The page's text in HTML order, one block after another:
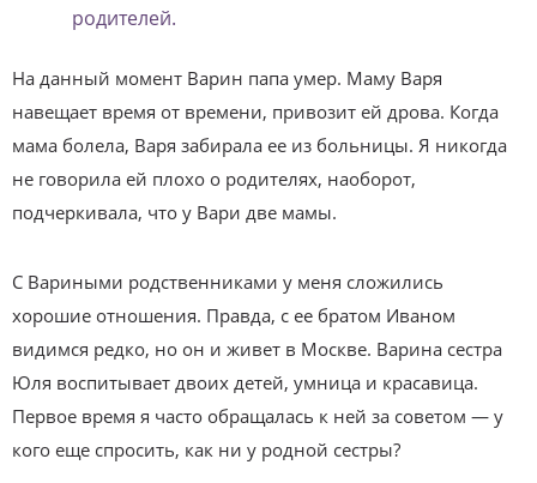
родителей.
На данный момент Варин папа умер. Маму Варя
навещает время от времени, привозит ей дрова. Когда
мама болела, Варя забирала ее из больницы. Я никогда
не говорила ей плохо о родителях, наоборот,
подчеркивала, что у Вари две мамы.
С Вариными родственниками у меня сложились
хорошие отношения. Правда, с ее братом Иваном
видимся редко, но он и живет в Москве. Варина сестра
Юля воспитывает двоих детей, умница и красавица.
Первое время я часто обращалась к ней за советом — у
кого еще спросить, как ни у родной сестры?